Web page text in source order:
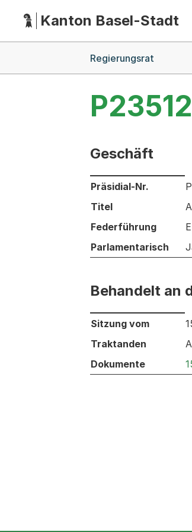
HauptnavigationKanton Basel-Stadt
Regierungsrat
Geschäft
Informationen zum
Präsidial-Nr.
Titel
Federführung
Parlamentarisch
Behandelt an
Behandelt an den
Sitzung vom
Traktanden
Dokumente